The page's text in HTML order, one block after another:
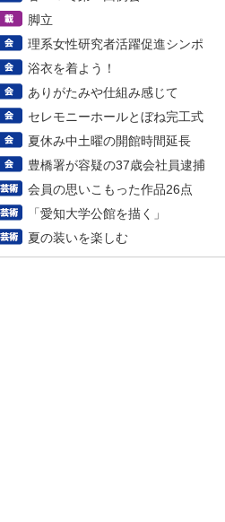
脚立
理系女性研究者活躍促進シンポ
浴衣を着よう！
ありがたみや仕組み感じて
セレモニーホールとぼね完工式
夏休み中土曜の開館時間延長
豊橋署が容疑の37歳会社員逮捕
会員の思いこもった作品26点
「愛知大学公館を描く」
夏の装いを楽しむ